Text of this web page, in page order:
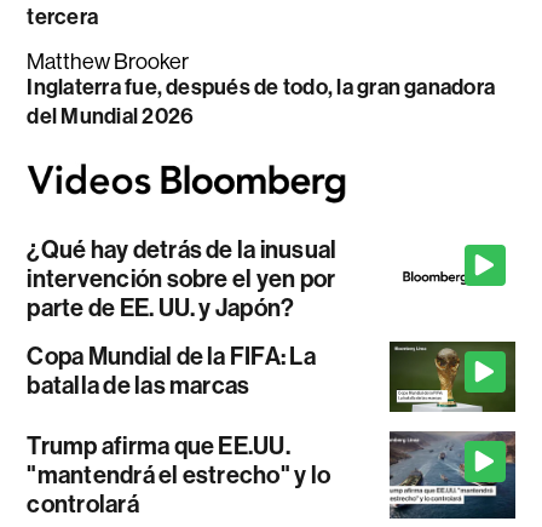
tercera
Matthew Brooker
Inglaterra fue, después de todo, la gran ganadora
del Mundial 2026
¿Qué hay detrás de la inusual
intervención sobre el yen por
parte de EE. UU. y Japón?
Copa Mundial de la FIFA: La
batalla de las marcas
Trump afirma que EE.UU.
"mantendrá el estrecho" y lo
controlará